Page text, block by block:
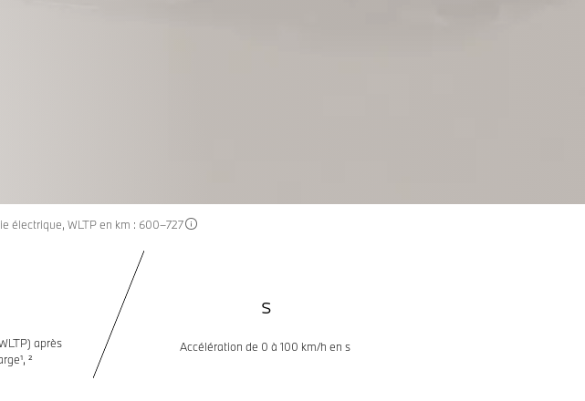
électrique, WLTP en km : 600–727
s
après
²
Accélération de 0 à 100 km/h en s